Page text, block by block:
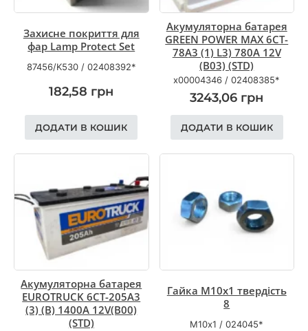
Захисне покриття для
фар Lamp Protect Set
87456/K530/ 02408392*
182,58 грн
ДОДАТИ В КОШИК
Акумуляторна батарея
GREEN POWER MAX 6CT-
78A3 (1) L3) 780A 12V
(B03) (STD)
x00004346 /02408385*
3243,06 грн
ДОДАТИ В КОШИК
Акумуляторна батарея
EUROTRUCK 6CT-205A3
(3) (B) 1400A 12V(B00)
(STD)
Гайка М10х1 твердість
8
М10х1 /024045*